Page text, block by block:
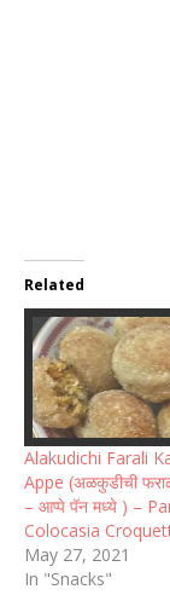
Related
Alakudichi Farali
Appe (अळकुडीची
– आप्पे पॅन मध्ये ) –
Colocasia
May 27, 2021
In "Snacks"